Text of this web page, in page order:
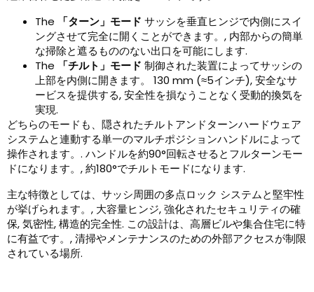
The
「ターン」モード サッシを垂直ヒンジで内側にスイ
ングさせて完全に開くことができます。, 内部からの簡単
な掃除と遮るもののない出口を可能にします.
The
「チルト」モード 制御された装置によってサッシの
上部を内側に開きます。 130 mm (≈5インチ), 安全なサ
ービスを提供する, 安全性を損なうことなく受動的換気を
実現.
どちらのモードも、隠されたチルトアンドターンハードウェア
システムと連動する単一のマルチポジションハンドルによって
操作されます。. ハンドルを約90°回転させるとフルターンモー
ドになります。, 約180°でチルトモードになります.
主な特徴としては、サッシ周囲の多点ロック システムと堅牢性
が挙げられます。, 大容量ヒンジ, 強化されたセキュリティの確
保, 気密性, 構造的完全性. この設計は、高層ビルや集合住宅に特
に有益です。, 清掃やメンテナンスのための外部アクセスが制限
されている場所.